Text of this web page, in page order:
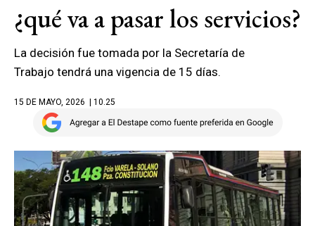
¿qué va a pasar los servicios?
La decisión fue tomada por la Secretaría de
Trabajo tendrá una vigencia de 15 días.
15 DE MAYO, 2026 | 10.25